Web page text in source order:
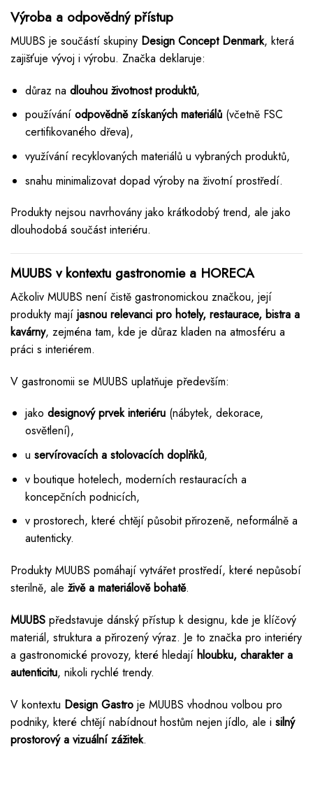
Výroba a odpovědný přístup
MUUBS je součástí skupiny Design Concept Denmark, která
zajišťuje vývoj i výrobu. Značka deklaruje:
důraz na dlouhou životnost produktů,
používání odpovědně získaných materiálů(včetně FSC
certifikovaného dřeva),
využívání recyklovaných materiálů u vybraných produktů,
snahu minimalizovat dopad výroby na životní prostředí.
Produkty nejsou navrhovány jako krátkodobý trend, ale jako
dlouhodobá součást interiéru.
MUUBS v kontextu gastronomie a HORECA
Ačkoliv MUUBS není čistě gastronomickou značkou, její
produkty mají jasnou relevanci pro hotely, restaurace, bistra a
kavárny, zejména tam, kde je důraz kladen na atmosféru a
práci s interiérem.
V gastronomii se MUUBS uplatňuje především:
jako designový prvek interiéru(nábytek, dekorace,
osvětlení),
u servírovacích a stolovacích doplňků,
v boutique hotelech, moderních restauracích a
koncepčních podnicích,
v prostorech, které chtějí působit přirozeně, neformálně a
autenticky.
Produkty MUUBS pomáhají vytvářet prostředí, které nepůsobí
sterilně, ale živě a materiálově bohatě.
MUUBS představuje dánský přístup k designu, kde je klíčový
materiál, struktura a přirozený výraz. Je to značka pro interiéry
a gastronomické provozy, které hledají hloubku, charakter a
autenticitu, nikoli rychlé trendy.
V kontextu Design Gastro je MUUBS vhodnou volbou pro
podniky, které chtějí nabídnout hostům nejen jídlo, ale i silný
prostorový a vizuální zážitek.